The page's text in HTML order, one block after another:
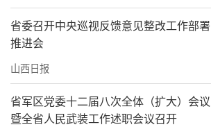
省委召开中央巡视反馈意见整改工作部署
推进会
山西日报
省军区党委十二届八次全体（扩大）会议
暨全省人民武装工作述职会议召开